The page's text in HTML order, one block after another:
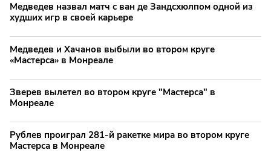
Медведев назвал матч с ван де Зандсхюлпом одной из
худших игр в своей карьере
Медведев и Хачанов выбыли во втором круге
«Мастерса» в Монреале
Зверев вылетел во втором круге "Мастерса" в
Монреале
Рублев проиграл 281-й ракетке мира во втором круге
Мастерса в Монреале